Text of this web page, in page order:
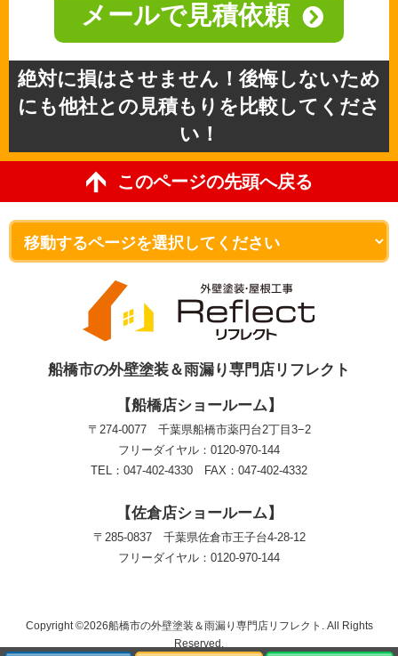
メールで見積依頼
絶対に損はさせません！後悔しないため
にも他社との見積もりを比較してくださ
い！
このページの先頭へ戻る
船橋市の外壁塗装＆雨漏り専門店リフレクト
【船橋店ショールーム】
〒274-0077 千葉県船橋市薬円台2丁目3−2
フリーダイヤル：0120-970-144
TEL：047-402-4330 FAX：047-402-4332
【佐倉店ショールーム】
〒285-0837 千葉県佐倉市王子台4-28-12
フリーダイヤル：0120-970-144
Copyright ©2026船橋市の外壁塗装＆雨漏り専門店リフレクト. All Rights
Reserved.